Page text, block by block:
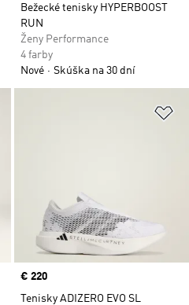
Bežecké tenisky HYPERBOOST
RUN
Ženy Performance
4 farby
Nové
Skúška na 30 dní
Pridať do zoznamu želaných
Price
€ 220
Tenisky ADIZERO EVO SL